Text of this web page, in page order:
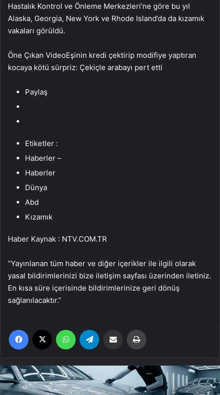
Hastalık Kontrol ve Önleme Merkezleri’ne göre bu yıl
Alaska, Georgia, New York ve Rhode Island’da da kızamık
vakaları görüldü.
Öne Çıkan VideoEşinin kredi çektirip modifiye yaptıran
kocaya kötü sürpriz: Çekiçle arabayı pert etti
Paylaş
Etiketler :
Haberler –
Haberler
Dünya
Abd
Kızamık
Haber Kaynak : NTV.COM.TR
“Yayınlanan tüm haber ve diğer içerikler ile ilgili olarak
yasal bildirimlerinizi bize iletişim sayfası üzerinden iletiniz.
En kısa süre içerisinde bildirimlerinize geri dönüş
sağlanılacaktır.”
Facebook WhatsApp Email'den paylaş